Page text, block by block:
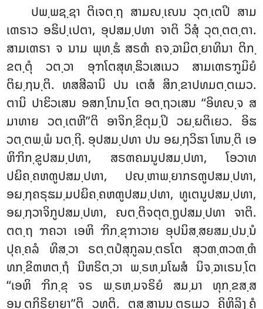
ປພ຺ພຊ຺ຊາ ຕິເຈຕ຺ຖ ສາມຎ຺ເຎນ ວຸຕ຺ເຕປິ ສາມ
ເຓຣາວ ອຘິປ຺ເປຕາ, ອຸປສມ຺ປທາ ຈາຕິ ວິສຸໍ ວຸຕ຺ຕຕ຺ຕາ.
ສາມເຓຣາ ຈ ນາມ ພຸທ຺ຘໍ ສຣຓໍ ຄຈ຺ຉາມິຕ຺ຍາທິນາ ຕິກ຺
ຂຕ຺ຕຸໍ ວຕ຺ວາ ອຸຠໂຕສຸທ຺ຘິວເສເນວ ສາມເຓຣຠູມິຍໍ
ຕິຏ຺ຐນ຺ຕິ. ທສສີລານິ ປນ ເຕສໍ ສິກ຺ຂາປທມຕ຺ຕເມວ.
ຕານິ ປາຬິວເສນ ອສກ຺ໂກນ຺ໂຕ ອຕ຺ຖວເສນ ‘‘ອິທຎ຺ຈ ສ
ມາທາຍ ວຕ຺ເຕຫີ’’ຕິ ອາຈິກ຺ຂິຕຸມ຺ປິ ວຏ຺ຏຕິເຍວ. ອິຘ
ວຕ຺ຕພ຺ພໍ ນຕ຺ຖິ. ອຸປສມ຺ປທາ ປນ ອຏ຺ຐວິຘາ ໂຫນ຺ຕິ ເອ
ຫິຠິກ຺ຂູປສມ຺ປທາ, ສຣຓຄມນູປສມ຺ປທາ, ໂອວາທ
ປຏິຄ຺ຄຫຓູປສມ຺ປທາ, ປຎ຺ຫາພ຺ຍາກຣຓູປສມ຺ປທາ,
ອຏ຺ຐຄຣຸຘມ຺ມປຏິຄ຺ຄຫຓູປສມ຺ປທາ, ທູເຕນູປສມ຺ປທາ,
ອຏ຺ຐວາຈິກູປສມ຺ປທາ, ຎຕ຺ຕິຈຕຸຕ຺ຖູປສມ຺ປທາ ຈາຕິ.
ຕຕ຺ຖ ຠຄວາ ເອຫິ ຠິກ຺ຂຸຠາວາຍ ອຸປນິສ຺ສຍສມ຺ປນ຺ນໍ
ປຸຄ຺ຄລໍ ທິສ຺ວາ ຣຕ຺ຕປໍສຸກູລນ຺ຕຣໂຕ ສຸວຓ຺ຓວຓ຺ຓໍ
ທກ຺ຂິຓຫຕ຺ຖໍ ນີຫຣິຕ຺ວາ ພ຺ຣຫ຺ມໂຆສໍ ນິຈ຺ຉາເຣນ຺ໂຕ
‘‘ເອຫິ ຠິກ຺ຂຸ ຈຣ ພ຺ຣຫ຺ມຈຣິຍໍ ສມ຺ມາ ທຸກ຺ຂສ຺ສ
ອນ຺ຕກິຣິຍາຍາ’’ຕິ ວທຕິ. ຕສ຺ສານນ຺ຕຣເມວ ຄິຫິລິງ຺ຄໍ